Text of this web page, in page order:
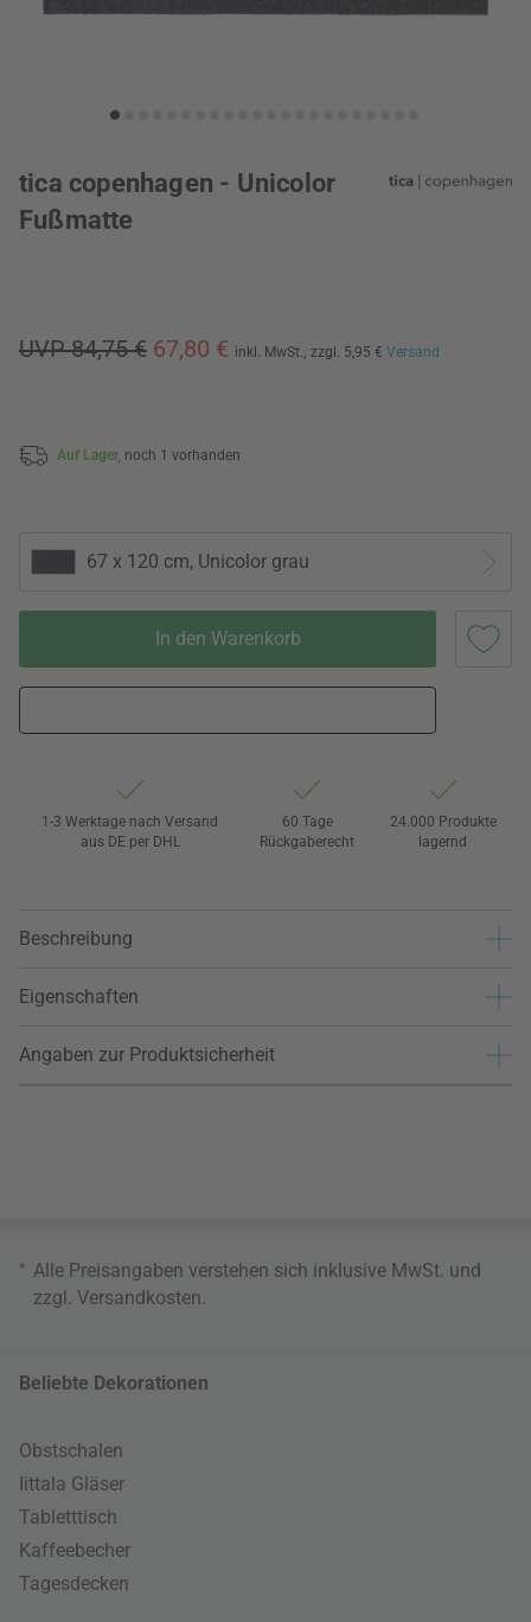
tica copenhagen - Unicolor
Fußmatte
UVP 84,75 € 67,80 € inkl. MwSt., zzgl. 5,95 € Versand
Auf Lager, noch 1 vorhanden
67 x 120 cm, Unicolor grau
In den Warenkorb
1-3 Werktage nach Versand
aus DE per DHL
60 Tage
Rückgaberecht
24.000 Produkte
lagernd
Beschreibung
Eigenschaften
Angaben zur Produktsicherheit
* Alle Preisangaben verstehen sich inklusive MwSt. und
zzgl. Versandkosten
Beliebte Dekorationen
Obstschalen
Iittala Gläser
Tabletttisch
Kaffeebecher
Tagesdecken